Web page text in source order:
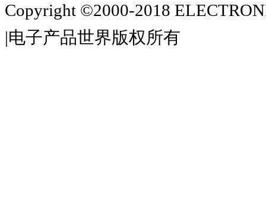
Copyright ©2000-2018
|电子产品世界版权所有